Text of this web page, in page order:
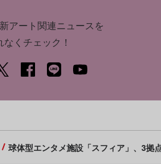
アート関連ニュースを
なくチェック！
球体型エンタメ施設「スフィア」、3拠